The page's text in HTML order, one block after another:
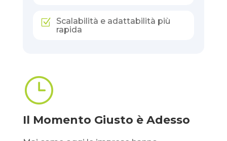
Z
Scalabilità e adattabilità più
rapida
}
Il Momento Giusto è Adesso